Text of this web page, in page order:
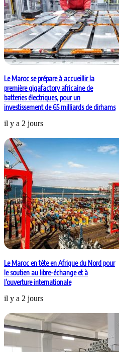
Le Maroc se prépare à accueillir la
première gigafactory africaine de
batteries électriques, pour un
investissement de 65 milliards de dirhams
il y a 2 jours
Le Maroc en tête en Afrique du Nord pour
le soutien au libre-échange et à
l’ouverture internationale
il y a 2 jours